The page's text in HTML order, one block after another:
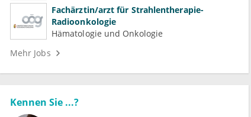
Fachärztin/arzt für Strahlentherapie-
Radioonkologie
Hämatologie und Onkologie
Mehr Jobs
Kennen Sie ...?